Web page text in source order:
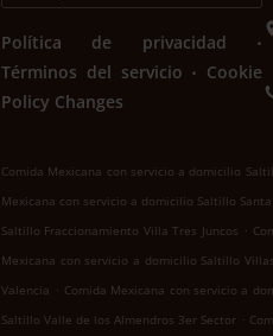
Política de privacidad .
Términos del servicio . Cookie
Policy Changes
Comida Mexicana con servicio a domicilio
Mexicana con servicio a domicilio Saltillo Santa
Saltillo Fraccionamiento Villa Tres Juncos .
Mexicana con servicio a domicilio Saltillo
Valencia . Comida Mexicana con servicio a
Saltillo Valle de los Almendros 3er Sector .